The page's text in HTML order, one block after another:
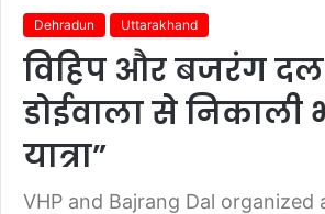
Dehradun Uttarakhand
विहिप और बजरंग
डोईवाला से निकाली
यात्रा”
VHP and Bajrang Dal organized